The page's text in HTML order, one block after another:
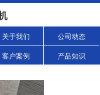
关于我们 公司动态
客户案例 产品知识